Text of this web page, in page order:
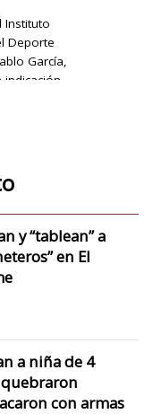
Instituto
Deporte
García,
y “tablean” a
en El
a niña de 4
quebraron
con armas